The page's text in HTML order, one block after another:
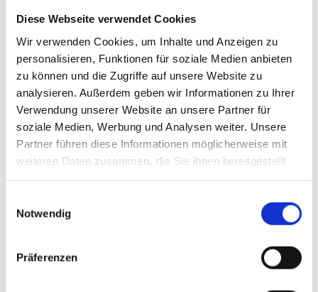
Diese Webseite verwendet Cookies
Wir verwenden Cookies, um Inhalte und Anzeigen zu
personalisieren, Funktionen für soziale Medien anbieten
zu können und die Zugriffe auf unsere Website zu
analysieren. Außerdem geben wir Informationen zu Ihrer
Verwendung unserer Website an unsere Partner für
soziale Medien, Werbung und Analysen weiter. Unsere
Partner führen diese Informationen möglicherweise mit
weiteren Daten zusammen, die Sie ihnen bereitgestellt
Notwendig
Präferenzen
Neu ist in diesem Jahr, dass sich die Aktion auch an E-Lkw-Fahrer
sowie Geschäftskunden richtet, die mit Elektro-Pkw unterwegs
sind. Damit bezieht „UTA Edenred“ alternative Antriebe stärker in
die Veranstaltungsreihe ein.
„Besonders freuen wir uns, bei unserem
‚Champ on the Road‘-Event gemeinsam mit
‚Shell‘ auch Fahrer von Elektrofahrzeugen
sagt Lukas Schneider, Director Partners &